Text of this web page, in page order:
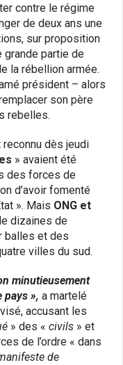
contre le régime
de deux ans une
sur proposition
grande partie de
la rébellion armée.
président – alors
son père
rebelles.
dès jeudi
» avaient été
des forces de
d’avoir fomenté
». Mais ONG et
dizaines de
balles et des
villes du sud.
minutieusement
pays », a martelé
accusant les
» des «civils » et
de l’ordre « dans
de